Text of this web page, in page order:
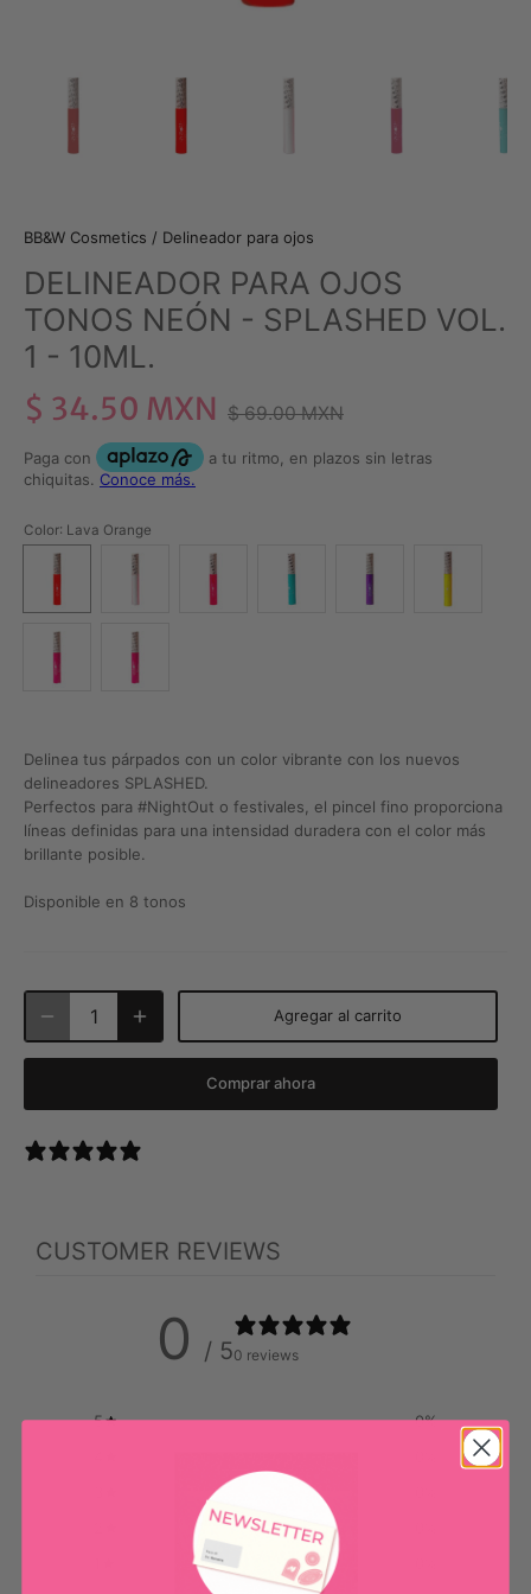
BB&W Cosmetics / Delineador para ojos
DELINEADOR PARA OJOS
TONOS NEÓN - SPLASHED VOL.
1 - 10ML.
$ 34.50 MXN $ 69.00 MXN
Color: Lava Orange
Delinea tus párpados con un color vibrante con los nuevos
delineadores SPLASHED.
Perfectos para #NightOut o festivales, el pincel fino proporciona
líneas definidas para una intensidad duradera con el color más
brillante posible.
Disponible en 8 tonos
Agregar al carrito
Comprar ahora
CUSTOMER REVIEWS
0 / 50 reviews
5 0%